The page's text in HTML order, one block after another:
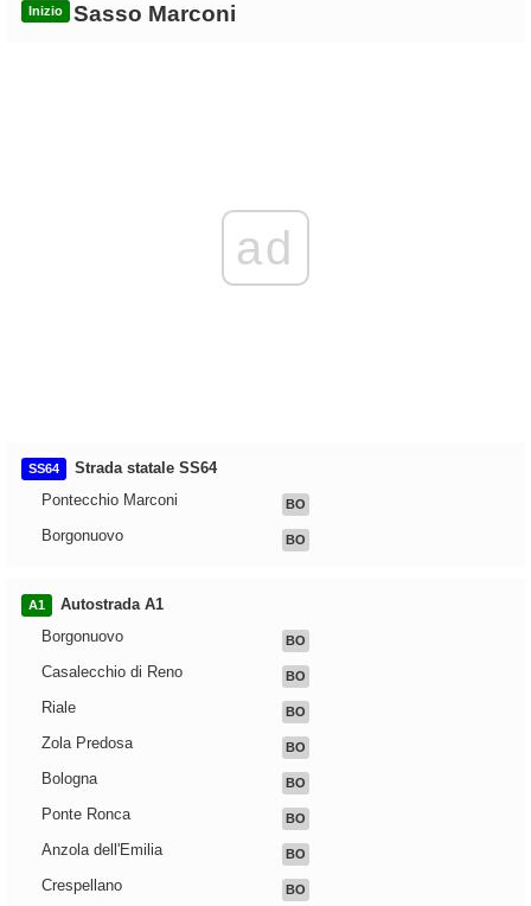
Inizio Sasso Marconi
ad
SS64
Strada statale SS64
Pontecchio Marconi
BO
Borgonuovo BO
A1
Autostrada A1
Borgonuovo
BO
Casalecchio di Reno BO
Riale BO
Zola Predosa BO
Bologna BO
Ponte Ronca BO
Anzola dell'Emilia BO
Crespellano BO